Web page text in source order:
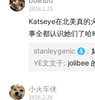
强烈安利陈小姐的十五楼
2026.2.25
Katseye在北美真的
事全都认识她们了哈
stanleygenic :
YE文文子: jolibee
小火车侠
2026.2.26